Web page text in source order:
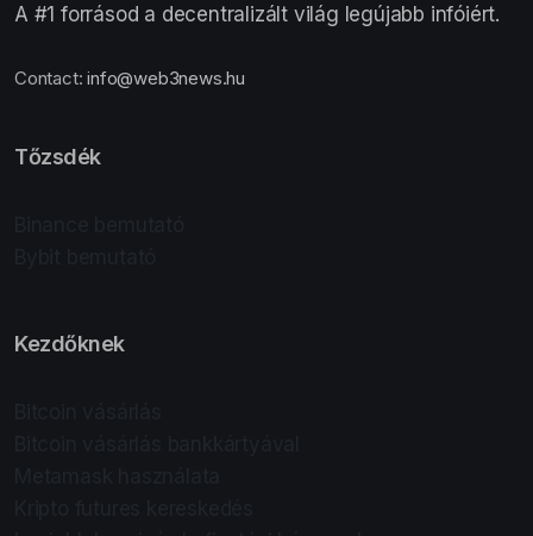
A #1 forrásod a decentralizált világ legújabb infóiért.
Contact:info@web3news.hu
Tőzsdék
Kezdőknek